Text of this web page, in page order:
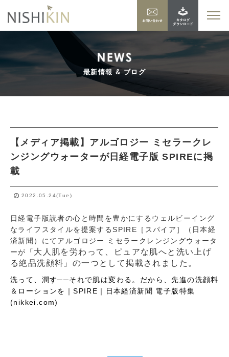
最新情報 & ブログ
【メディア掲載】アルゴロジー ミセラークレ
ンジングウォーターが日経電子版 SPIREに掲
載
2022.05.24(Tue)
日経電子版読者の心と時間を豊かにするウェルビーイング
なライフスタイルを提案するSPIRE［スパイア］（日本経
済新聞）にてアルゴロジー ミセラークレンジングウォータ
ーが「 大人肌を労わって、ピュアな肌へと洗い上げ
る絶品洗顔料」の一つとして掲載されました。
洗って、潤す──それで肌は変わる。だから、先進の洗顔料
＆ローションを｜SPIRE｜日本経済新聞 電子版特集
(nikkei.com)